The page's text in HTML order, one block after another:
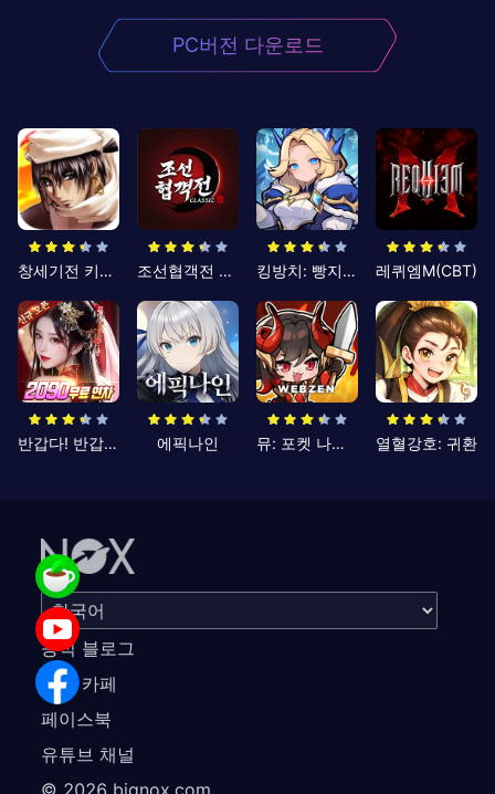
PC버전 다운로드
창세기전 키우기 조선협객전 클래식 킹방치: 빵지의 제왕 레퀴엠M(CBT)
반갑다! 반갑삼국지 에픽나인 뮤: 포켓 나이츠 열혈강호: 귀환
공식 블로그
공식 카페
페이스북
유튜브 채널
© 2026 bignox.com